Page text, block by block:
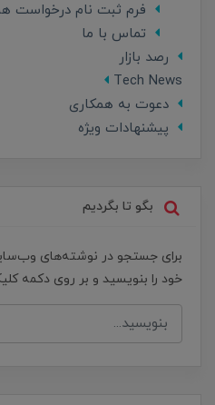
فرم ثبت نام درخواست
تماس با ما
رصد بازار
Tech News
دعوت به همکاری
پیشنهادات ویژه
بگو تا بگردیم
برای جستجو در نوشته‌های
خود را بنویسید و بر روی دکمه